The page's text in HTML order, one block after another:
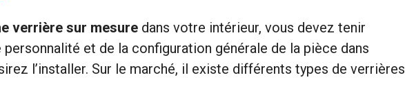
verrière sur mesure dans votre intérieur, vous devez tenir
et de la configuration générale de la pièce dans
l’installer. Sur le marché, il existe différents types de verrières